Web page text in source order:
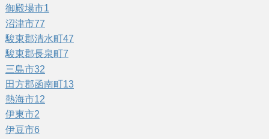
御殿場市1
沼津市77
駿東郡清水町47
駿東郡長泉町7
三島市32
田方郡函南町13
熱海市12
伊東市2
伊豆市6